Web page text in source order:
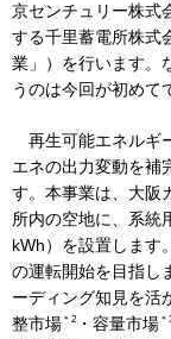
サステナビ
採用情報
プレスリリ
京センチュリー株式
する千里蓄電所株式
業」）を行います。
うのは今回が初めて
再生可能エネルギ
エネの出力変動を補
す。本事業は、大阪
所内の空地に、系統
kWh）を設置します
の運転開始を目指し
ーディング知見を活
整市場 ＊2 ・容量市場 ＊